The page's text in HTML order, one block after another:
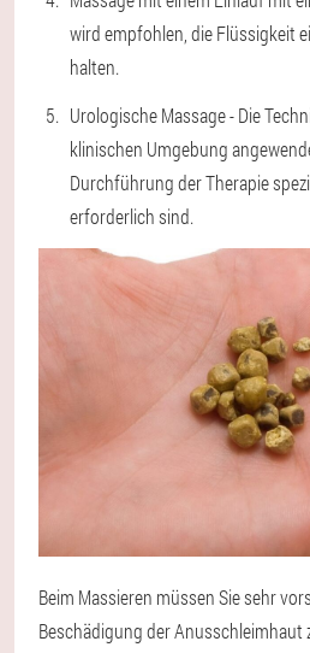
wird empfohlen, die Flüssigkeit
halten.
Urologische Massage - Die
klinischen Umgebung
Durchführung der Therapie
erforderlich sind.
Beim Massieren müssen Sie sehr
Beschädigung der Anusschleimhaut